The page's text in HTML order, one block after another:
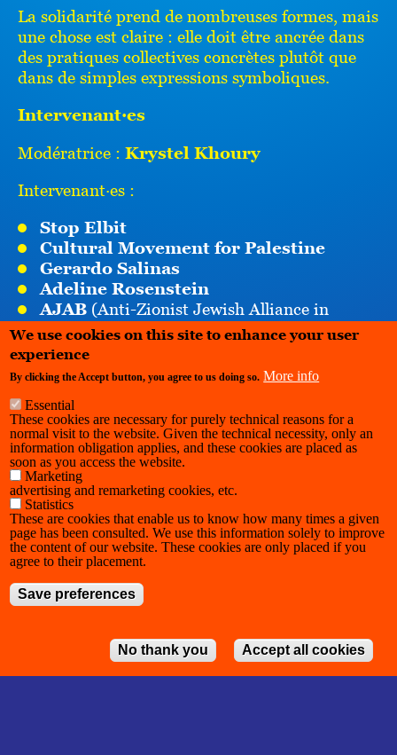
La solidarité prend de nombreuses formes, mais
une chose est claire : elle doit être ancrée dans
des pratiques collectives concrètes plutôt que
dans de simples expressions symboliques.
Intervenant∙es
Modératrice : Krystel Khoury
Intervenant∙es :
Stop Elbit
Cultural Movement for Palestine
Gerardo Salinas
Adeline Rosenstein
AJAB (Anti-Zionist Jewish Alliance in
Belgium)
Sandra Sara Raes Oklobdzija
Apartheid Free Zone)
We use cookies on this site to enhance your user
experience
By clicking the Accept button, you agree to us doing so. More info
Essential
These cookies are necessary for purely technical reasons for a
normal visit to the website. Given the technical necessity, only an
information obligation applies, and these cookies are placed as
soon as you access the website.
Marketing
advertising and remarketing cookies, etc.
Statistics
These are cookies that enable us to know how many times a given
page has been consulted. We use this information solely to improve
the content of our website. These cookies are only placed if you
agree to their placement.
Save preferences
No thank you Accept all cookies